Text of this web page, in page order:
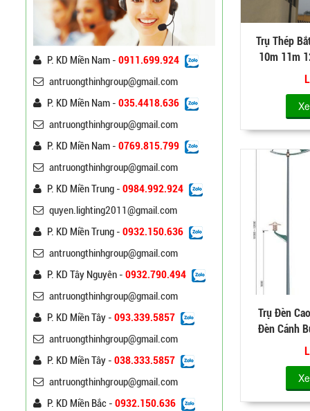
P. KD Miền Nam - 0911.699.924
antruongthinhgroup@gmail.com
P. KD Miền Nam - 035.4418.636
antruongthinhgroup@gmail.com
P. KD Miền Nam - 0769.815.799
antruongthinhgroup@gmail.com
P. KD Miền Trung - 0984.992.924
quyen.lighting2011@gmail.com
P. KD Miền Trung - 0932.150.636
antruongthinhgroup@gmail.com
P. KD Tây Nguyên - 0932.790.494
antruongthinhgroup@gmail.com
P. KD Miền Tây - 093.339.5857
antruongthinhgroup@gmail.com
P. KD Miền Tây - 038.333.5857
antruongthinhgroup@gmail.com
P. KD Miền Bắc - 0932.150.636
Cột Đèn Cao Áp Tròn Côn
Cần Đơn Kiểu Đẹp
Liên hệ
Trụ Đèn Chiếu Sáng Cao
Áp Tròn Côn Cần Đôi Kiểu
K212
Liên hệ
Đèn Đường Led Cao Áp
Philips 100W, 150W,
120W ATT
Liên hệ
Đèn Đường Led Chiếu
Sáng 100W 150W Philips
Đèn Led Đường Phố OEM
Philips, Cree 60w 80w
Liên hệ
Bảng Điện Cửa Trụ Đèn
Chiếu Sáng, Trụ Đèn Cao
Trụ Thép
10m 11m
Trụ Đèn
Đèn Cánh